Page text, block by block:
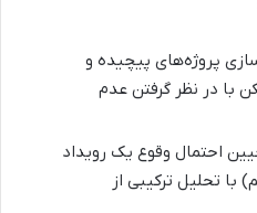
پروژه‌های پیچیده و
با در نظر گرفتن عدم
احتمال وقوع یک رویداد
تحلیل ترکیبی از